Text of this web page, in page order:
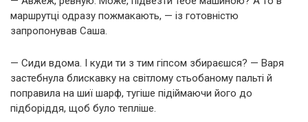
маршрутці одразу пожмакають, — із готовністю
запропонував Саша.
— Сиди вдома. І куди ти з тим гіпсом збираєшся? — Варя
застебнула блискавку на світлому стьобаному пальті й
поправила на шиї шарф, тугіше підіймаючи його до
підборіддя, щоб було тепліше.